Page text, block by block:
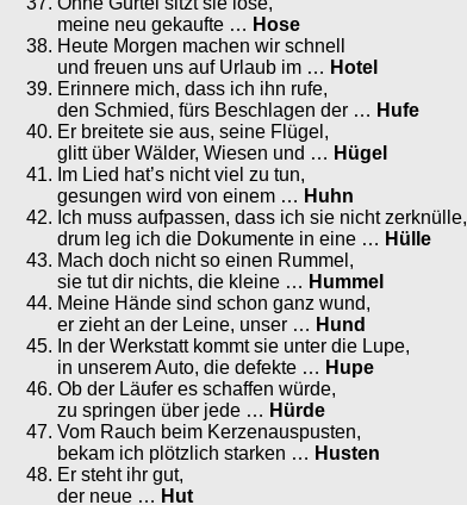
meine neu gekaufte … Hose
Heute Morgen machen wir schnell
und freuen uns auf Urlaub im … Hotel
Erinnere mich, dass ich ihn rufe,
den Schmied, fürs Beschlagen der … Hufe
Er breitete sie aus, seine Flügel,
glitt über Wälder, Wiesen und … Hügel
Im Lied hat’s nicht viel zu tun,
gesungen wird von einem … Huhn
Ich muss aufpassen, dass ich sie nicht zerknülle,
drum leg ich die Dokumente in eine … Hülle
Mach doch nicht so einen Rummel,
sie tut dir nichts, die kleine … Hummel
Meine Hände sind schon ganz wund,
er zieht an der Leine, unser … Hund
In der Werkstatt kommt sie unter die Lupe,
in unserem Auto, die defekte … Hupe
Ob der Läufer es schaffen würde,
zu springen über jede … Hürde
Vom Rauch beim Kerzenauspusten,
bekam ich plötzlich starken … Husten
Er steht ihr gut,
der neue … Hut